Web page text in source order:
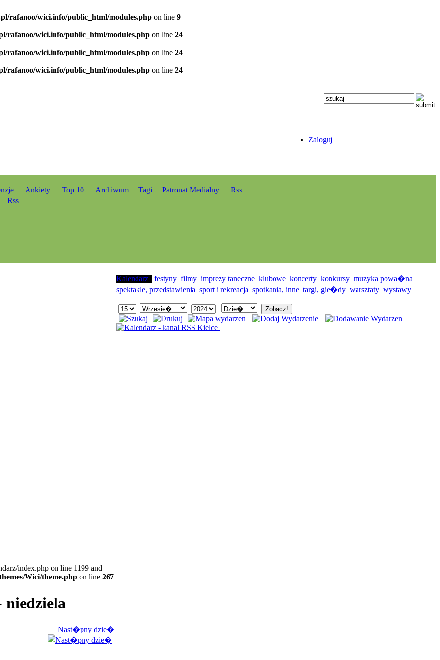
rafanoo/wici.info/public_html/modules.php on line 9
rafanoo/wici.info/public_html/modules.php on line 24
rafanoo/wici.info/public_html/modules.php on line 24
rafanoo/wici.info/public_html/modules.php on line 24
Zaloguj
Ankiety Top 10 Archiwum Tagi Patronat Medialny
Rss
Rss
index.php on line 1199 and
Wici/theme.php on line 267
niedziela
Nast�pny dzie�
Kalendarz festyny filmy imprezy taneczne klubowe koncerty konkursy muzyka powa�na
spektakle, przedstawienia sport i rekreacja spotkania, inne targi, gie�dy warsztaty wystawy